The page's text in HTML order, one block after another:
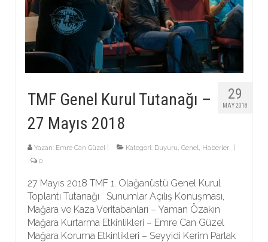
29
MAY 2018
TMF Genel Kurul Tutanağı –
27 Mayıs 2018
Yazarı: Emre Can Güzel Kategori: Duyuru, Genel, Haberler
0
27 Mayıs 2018 TMF 1. Olağanüstü Genel Kurul
Toplantı Tutanağı Sunumlar Açılış Konuşması,
Mağara ve Kaza Veritabanları – Yaman Özakın
Mağara Kurtarma Etkinlikleri – Emre Can Güzel
Mağara Koruma Etkinlikleri – Seyyidi Kerim Parlak